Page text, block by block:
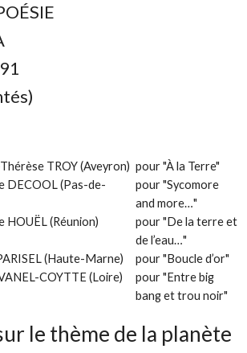
TROY (Aveyron) pour "À la Terre"
DECOOL (Pas-de-
HOUËL (Réunion)
pour "Sycomore
and more…"
pour "De la terre et
de l’eau…"
(Haute-Marne)
COYTTE (Loire)
pour "Boucle d’or"
pour "Entre big
bang et trou noir"
le thème de la planète